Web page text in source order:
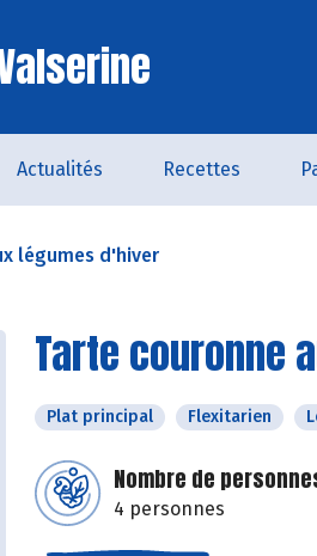
Actualités Recettes
légumes d'hiver
Tarte couronne
Plat principal Flexitarien
Nombre de
4 personnes